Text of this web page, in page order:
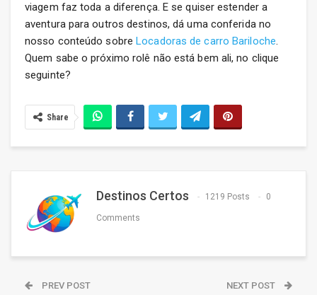
viagem faz toda a diferença. E se quiser estender a
aventura para outros destinos, dá uma conferida no
nosso conteúdo sobreLocadoras de carro Bariloche.
Quem sabe o próximo rolê não está bem ali, no clique
seguinte?
Share
Destinos Certos 1219 Posts 0
Comments
PREV POST NEXT POST